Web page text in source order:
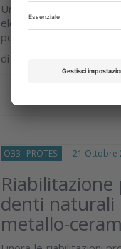
Una revisione
elettronica sui
perimplantari
diLara Figini
O33 PROTESI 21 Ottobre
denti naturali
metallo-